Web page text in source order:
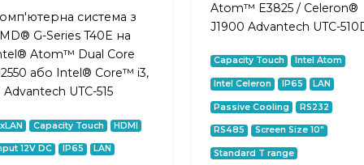
Atom™ E3825 / Celeron®
J1900 Advantech UTC-
Capacity Touch Intel Atom
Intel Celeron IP65 LAN
Passive Cooling RS232
RS485 Screen Size 10"
Standard T range
система з
G-Series T40E на
Atom™ Dual Core
або Intel® Core™ i3,
Advantech UTC-515
Capacity Touch HDMI
12V DC IP65 LAN